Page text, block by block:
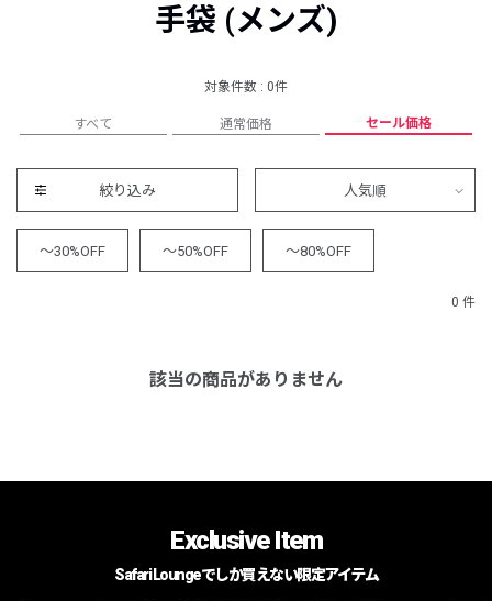
手袋 (メンズ)
対象件数 : 0件
すべて 通常価格 セール価格
絞り込み 人気順
～30%OFF ～50%OFF ～80%OFF
0 件
該当の商品がありません
Exclusive Item
Safari Loungeでしか買えない限定アイテム